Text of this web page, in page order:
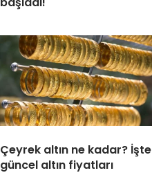
Çeyrek altın ne kadar? İşte
güncel altın fiyatları